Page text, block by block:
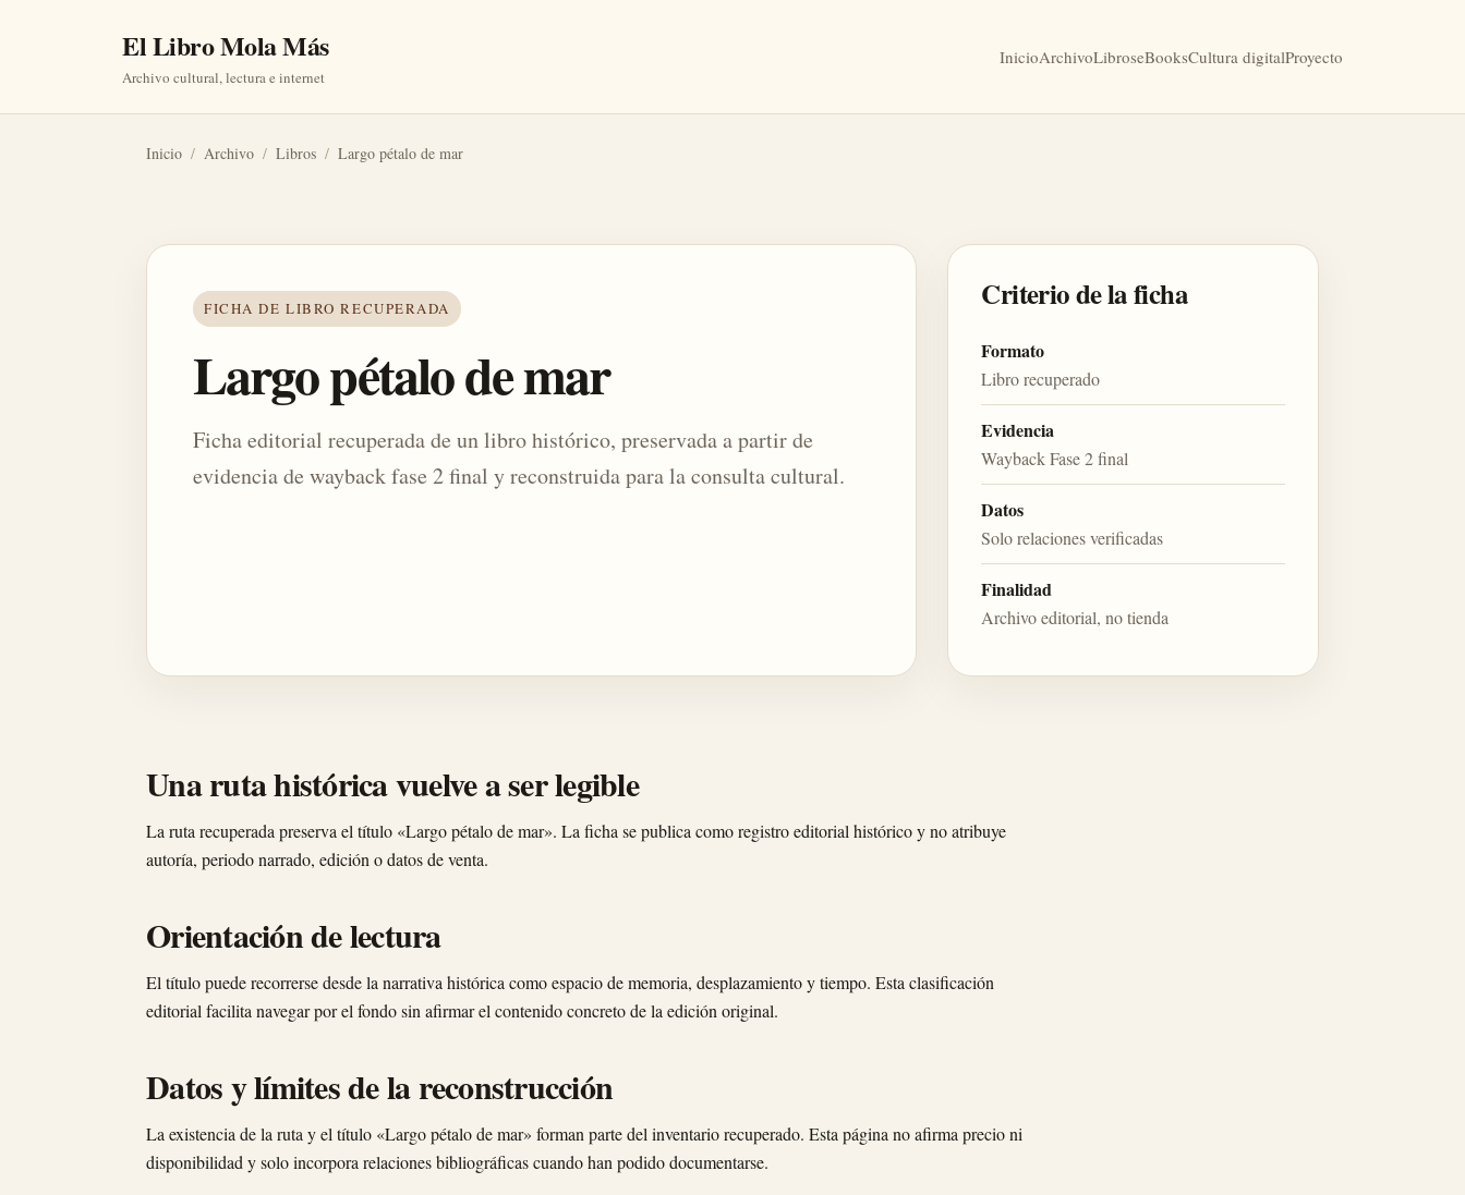
El Libro Mola Más
Archivo cultural, lectura e internet
InicioArchivoLibroseBooksCultura digitalProyecto
Inicio / Archivo / Libros / Largo pétalo de mar
FICHA DE LIBRO RECUPERADA
Largo pétalo de mar
Ficha editorial recuperada de un libro histórico, preservada a partir de
evidencia de wayback fase 2 final y reconstruida para la consulta cultural.
Criterio de la ficha
Formato
Libro recuperado
Evidencia
Wayback Fase 2 final
Datos
Solo relaciones verificadas
Finalidad
Archivo editorial, no tienda
Una ruta histórica vuelve a ser legible
La ruta recuperada preserva el título «Largo pétalo de mar». La ficha se publica como registro editorial histórico y no atribuye
autoría, periodo narrado, edición o datos de venta.
Orientación de lectura
El título puede recorrerse desde la narrativa histórica como espacio de memoria, desplazamiento y tiempo. Esta clasificación
editorial facilita navegar por el fondo sin afirmar el contenido concreto de la edición original.
Datos y límites de la reconstrucción
La existencia de la ruta y el título «Largo pétalo de mar» forman parte del inventario recuperado. Esta página no afirma precio ni
disponibilidad y solo incorpora relaciones bibliográficas cuando han podido documentarse.